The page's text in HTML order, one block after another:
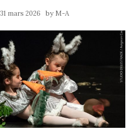
31 mars 2026 by M-A